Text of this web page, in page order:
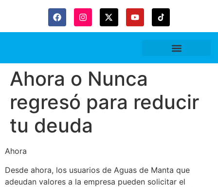
Ahora o Nunca
regresó para reducir
tu deuda
Ahora
Desde ahora, los usuarios de Aguas de Manta que
adeudan valores a la empresa pueden solicitar el